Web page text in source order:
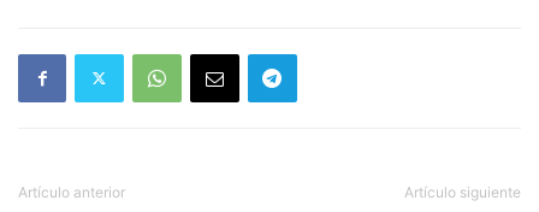
Artículo anterior Artículo siguiente